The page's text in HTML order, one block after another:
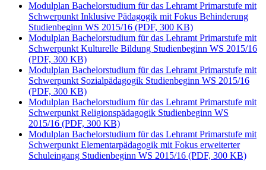
Modulplan Bachelorstudium für das Lehramt Primarstufe mit
Schwerpunkt Inklusive Pädagogik mit Fokus Behinderung
Studienbeginn WS 2015/16 (PDF, 300 KB)
Modulplan Bachelorstudium für das Lehramt Primarstufe mit
Schwerpunkt Kulturelle Bildung Studienbeginn WS 2015/16
(PDF, 300 KB)
Modulplan Bachelorstudium für das Lehramt Primarstufe mit
Schwerpunkt Sozialpädagogik Studienbeginn WS 2015/16
(PDF, 300 KB)
Modulplan Bachelorstudium für das Lehramt Primarstufe mit
Schwerpunkt Religionspädagogik Studienbeginn WS
2015/16 (PDF, 300 KB)
Modulplan Bachelorstudium für das Lehramt Primarstufe mit
Schwerpunkt Elementarpädagogik mit Fokus erweiterter
Schuleingang Studienbeginn WS 2015/16 (PDF, 300 KB)